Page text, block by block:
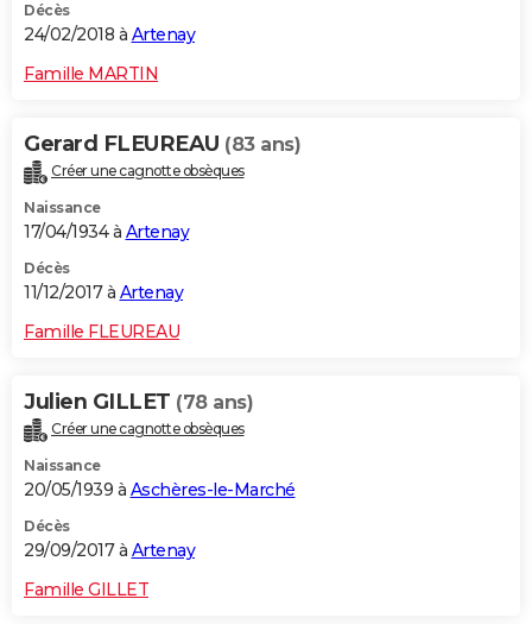
Décès
24/02/2018 à Artenay
Famille MARTIN
Gerard FLEUREAU (83 ans)
Créer une cagnotte obsèques
Naissance
17/04/1934 à Artenay
Décès
11/12/2017 à Artenay
Famille FLEUREAU
Julien GILLET (78 ans)
Créer une cagnotte obsèques
Naissance
20/05/1939 à Aschères-le-Marché
Décès
29/09/2017 à Artenay
Famille GILLET